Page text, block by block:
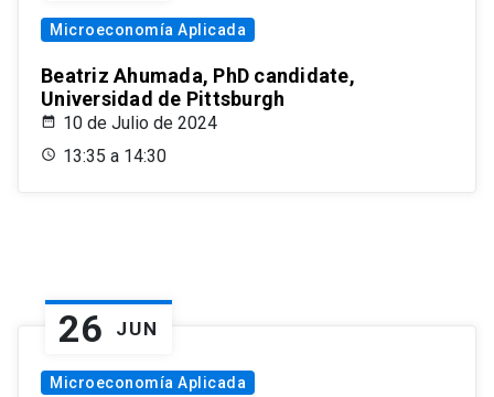
Microeconomía Aplicada
Beatriz Ahumada, PhD candidate,
Universidad de Pittsburgh
10 de Julio de 2024
13:35 a 14:30
26 JUN
Microeconomía Aplicada